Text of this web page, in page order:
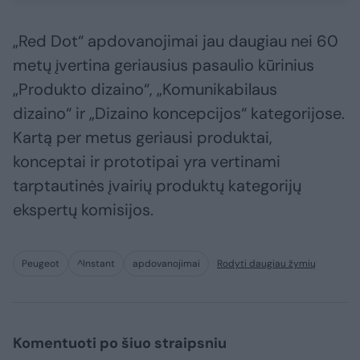
„Red Dot“ apdovanojimai jau daugiau nei 60
metų įvertina geriausius pasaulio kūrinius
„Produkto dizaino“, „Komunikabilaus
dizaino“ ir „Dizaino koncepcijos“ kategorijose.
Kartą per metus geriausi produktai,
konceptai ir prototipai yra vertinami
tarptautinės įvairių produktų kategorijų
ekspertų komisijos.
Peugeot ^Instant apdovanojimai Rodyti daugiau žymių
Komentuoti po šiuo straipsniu